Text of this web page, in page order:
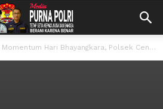
Momentum Hari Bhayangkara, Polsek Cengkareng Gelar Syukuran Bersama 3 Pilar dan Masyarakat